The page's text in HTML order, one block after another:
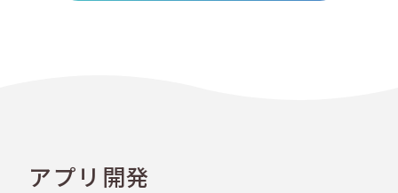
アプリ開発